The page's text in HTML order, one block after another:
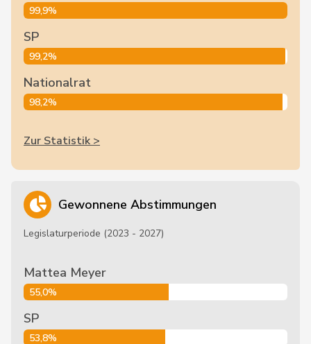
99,9%
SP
99,2%
Nationalrat
98,2%
Zur Statistik >
Gewonnene Abstimmungen
Legislaturperiode (2023 - 2027)
Mattea Meyer
55,0%
SP
53,8%